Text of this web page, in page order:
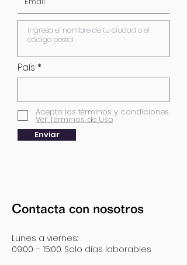
País
Acepto los términos y condiciones
Ver Términos de Uso
Enviar
Contacta con nosotros
Lunes a viernes:
09:00 – 15:00. Solo días laborables